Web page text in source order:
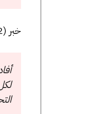
خبر (2)